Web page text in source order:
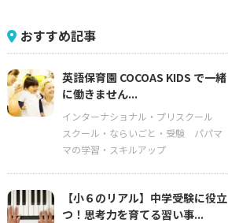
おすすめ記事
英語保育園 COCOAS KIDS で一緒
に働きません...
インターナショナル・プリスクール
スクール・ならいごと・受験
パパマ
マの学習・スキルアップ
【小６のリアル】中学受験に役立
つ！思考力を育てる習い事...